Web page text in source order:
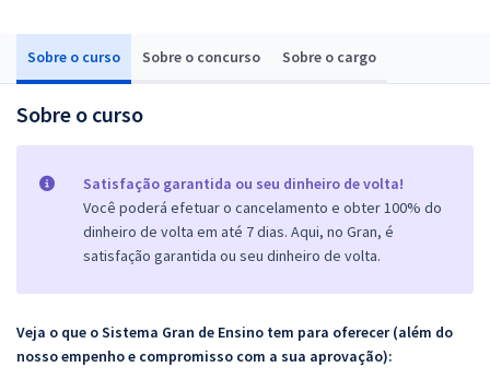
Sobre o curso Sobre o concurso Sobre o cargo
Sobre o curso
Satisfação garantida ou seu dinheiro de volta!
Você poderá efetuar o cancelamento e obter 100% do
dinheiro de volta em até 7 dias. Aqui, no Gran, é
satisfação garantida ou seu dinheiro de volta.
Veja o que o Sistema Gran de Ensino tem para oferecer (além do
nosso empenho e compromisso com a sua aprovação):